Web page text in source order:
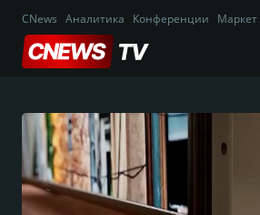
CNews Аналитика Конференции Маркет